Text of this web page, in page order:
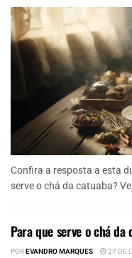
Confira a resposta a esta
serve o chá da catuaba?
Para que serve o chá da
POREVANDRO MARQUES 27 DE